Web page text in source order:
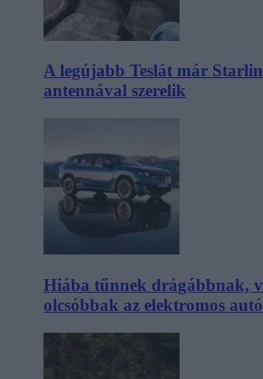
A legújabb Teslát már
antennával szerelik
Hiába tűnnek drágábbnak,
olcsóbbak az elektromos